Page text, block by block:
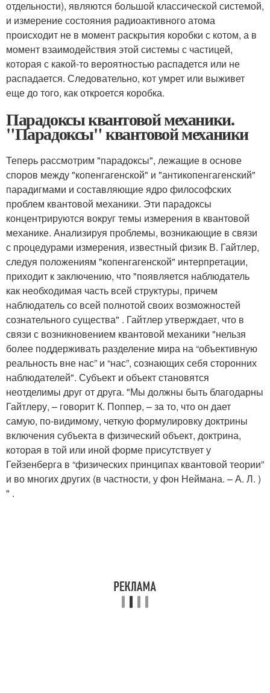
отдельности), являются большой классической системой,
и измерение состояния радиоактивного атома
происходит не в момент раскрытия коробки с котом, а в
момент взаимодействия этой системы с частицей,
которая с какой-то вероятностью распадется или не
распадается. Следовательно, кот умрет или выживет
еще до того, как откроется коробка.
Парадоксы квантовой механики.
"Парадоксы" квантовой механики
Теперь рассмотрим "парадоксы", лежащие в основе
споров между "копенгагенской" и "антикопенгагенский"
парадигмами и составляющие ядро философских
проблем квантовой механики. Эти парадоксы
концентрируются вокруг темы измерения в квантовой
механике. Анализируя проблемы, возникающие в связи
с процедурами измерения, известный физик В. Гайтлер,
следуя положениям "копенгагенской" интерпретации,
приходит к заключению, что "появляется наблюдатель
как необходимая часть всей структуры, причем
наблюдатель со всей полнотой своих возможностей
сознательного существа" . Гайтлер утверждает, что в
связи с возникновением квантовой механики "нельзя
более поддерживать разделение мира на “объективную
реальность вне нас” и “нас”, сознающих себя сторонних
наблюдателей". Субъект и объект становятся
неотделимы друг от друга. "Мы должны быть благодарны
Гайтлеру, – говорит К. Поппер, – за то, что он дает
самую, по-видимому, четкую формулировку доктрины
включения субъекта в физический объект, доктрина,
которая в той или иной форме присутствует у
Гейзенберга в “физических принципах квантовой теории”
и во многих других (в частности, у фон Неймана. – А. Л. )
" .